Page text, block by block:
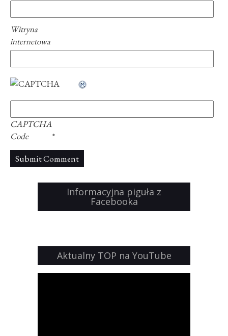
Witryna
internetowa
CAPTCHA
Code
*
Informacyjna piguła z
Facebooka
Aktualny TOP na YouTube